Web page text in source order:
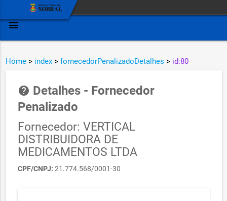
menu
Home > index > fornecedorPenalizadoDetalhes > id:80
help Detalhes - Fornecedor
Penalizado
Fornecedor: VERTICAL
DISTRIBUIDORA DE
MEDICAMENTOS LTDA
CPF/CNPJ: 21.774.568/0001-30